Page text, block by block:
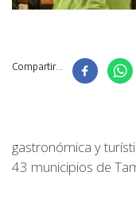
Compartir...
gastronómica y
43 municipios de